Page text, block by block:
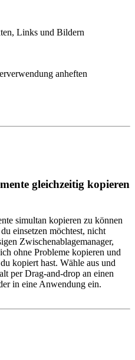
Links und Bildern
anheften
gleichzeitig kopieren
simultan kopieren zu können
einsetzen möchtest, nicht
Zwischenablagemanager,
ohne Probleme kopieren und
kopiert hast. Wähle aus und
per Drag-and-drop an einen
in eine Anwendung ein.